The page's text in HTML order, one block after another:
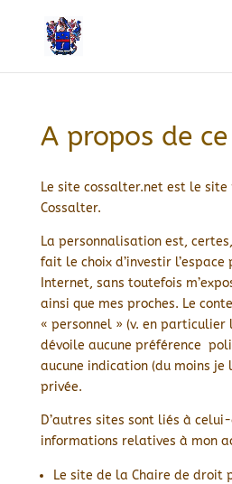
A propos de
Le site cossalter.net est le
Cossalter.
La personnalisation est,
fait le choix d’investir
Internet, sans toutefois
ainsi que mes proches. Le
« personnel » (v. en particulier
dévoile aucune préférence
aucune indication (du moins je
privée.
D’autres sites sont liés à
informations relatives à mon
Le site de la Chaire de droit